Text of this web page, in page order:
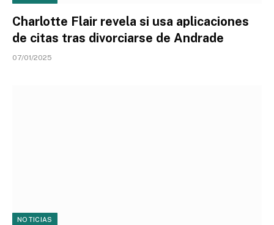
Charlotte Flair revela si usa aplicaciones
de citas tras divorciarse de Andrade
07/01/2025
NOTICIAS